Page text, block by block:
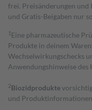
frei. Preisänderungen
und Gratis-Beigaben nur
1 Eine pharmazeutische
Produkte in deinem
Wechselwirkungschecks
Anwendungshinweise des
2Biozidprodukte
und Produktinformationen